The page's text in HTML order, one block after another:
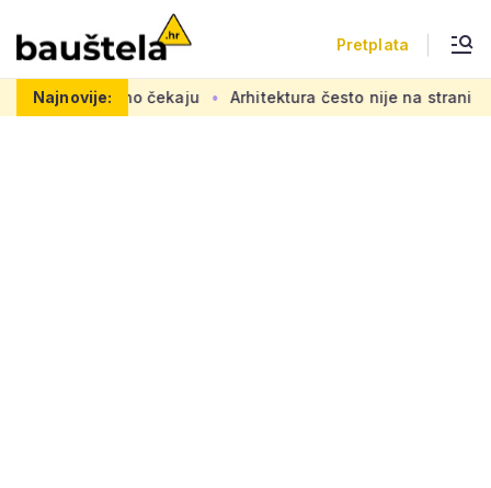
Pretplata
Najnovije:
se željno čekaju Arhitektura često nije na strani